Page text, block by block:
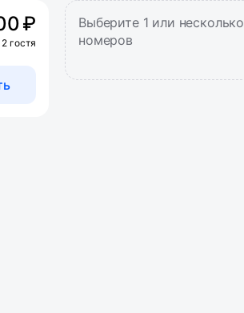
₽
гостя
Выберите 1 или несколько
номеров